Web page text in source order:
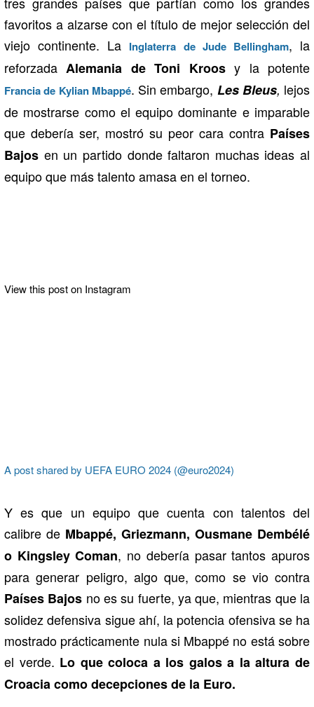
favoritos a alzarse con el título de mejor selección del
viejo continente. La Inglaterra de Jude Bellingham, la
reforzada Alemania de Toni Kroosy la potente
Francia de Kylian Mbappé. Sin embargo, Les Bleus, lejos
de mostrarse como el equipo dominante e imparable
que debería ser, mostró su peor cara contra Países
Bajos en un partido donde faltaron muchas ideas al
equipo que más talento amasa en el torneo.
View this post on Instagram
A post shared by UEFA EURO 2024 (@euro2024)
Y es que un equipo que cuenta con talentos del
calibre de Mbappé, Griezmann, Ousmane Dembélé
o Kingsley Coman, no debería pasar tantos apuros
para generar peligro, algo que, como se vio contra
Países Bajos no es su fuerte, ya que, mientras que la
solidez defensiva sigue ahí, la potencia ofensiva se ha
mostrado prácticamente nula si Mbappé no está sobre
el verde. Lo que coloca a los galos a la altura de
Croacia como decepciones de la Euro.